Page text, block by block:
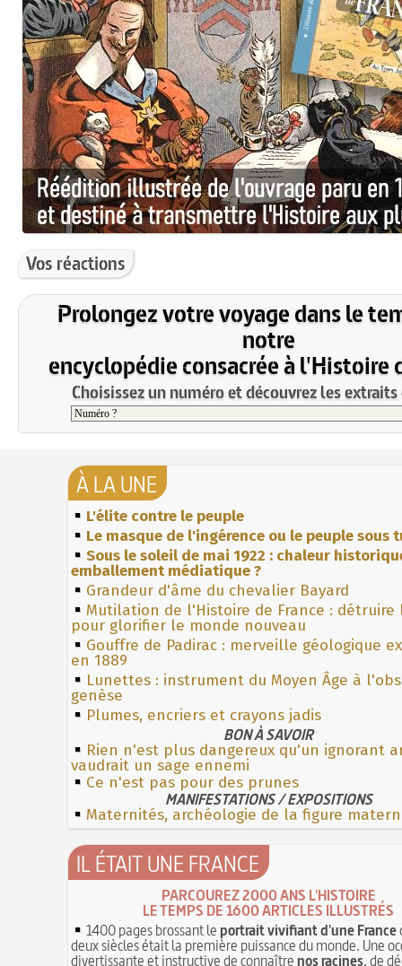
Vos réactions
Prolongez votre voyage dans le
notre
encyclopédie consacrée à l'Histoire
Choisissez un numéro et découvrez les
À LA UNE
L'élite contre le peuple
Le masque de l'ingérence ou le peuple sous
Sous le soleil de mai 1922 : chaleur
emballement médiatique ?
Grandeur d'âme du chevalier Bayard
Mutilation de l'Histoire de France : détruire
pour glorifier le monde nouveau
Gouffre de Padirac : merveille géologique
en 1889
Lunettes : instrument du Moyen Âge à
genèse
Plumes, encriers et crayons jadis
BON À SAVOIR
Rien n'est plus dangereux qu'un ignorant
vaudrait un sage ennemi
Ce n'est pas pour des prunes
MANIFESTATIONS / EXPOSITIONS
Maternités, archéologie de la figure
IL ÉTAIT UNE FRANCE
PARCOUREZ 2000 ANS L'HISTOIRE
LE TEMPS DE 1600 ARTICLES ILLUSTRÉS
1400 pages brossant leportrait vivifiant d'une France
deux siècles était la première puissance du monde. Une
divertissante et instructive de connaîtrenos racines, de